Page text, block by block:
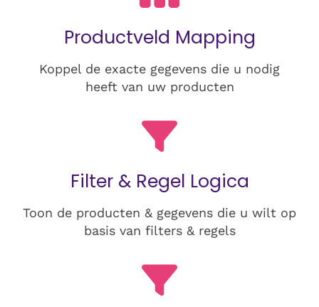
Productveld Mapping
Koppel de exacte gegevens die u nodig
heeft van uw producten
Filter & Regel Logica
Toon de producten & gegevens die u wilt op
basis van filters & regels